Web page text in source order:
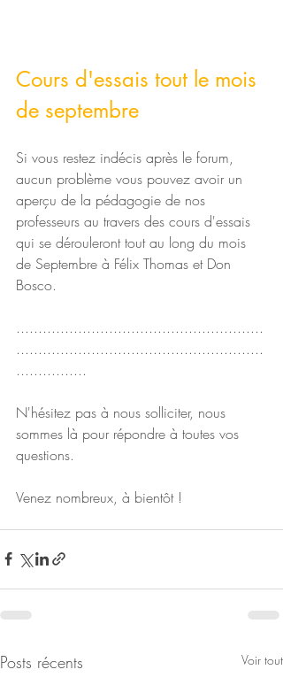
Cours d'essais tout le mois
de septembre
Si vous restez indécis après le forum,
aucun problème vous pouvez avoir un
aperçu de la pédagogie de nos
professeurs au travers des cours d'essais
qui se dérouleront tout au long du mois
de Septembre à Félix Thomas et Don
Bosco.
........................................................
........................................................
................
N'hésitez pas à nous solliciter, nous
sommes là pour répondre à toutes vos
questions.
Venez nombreux, à bientôt !
Posts récents Voir tout